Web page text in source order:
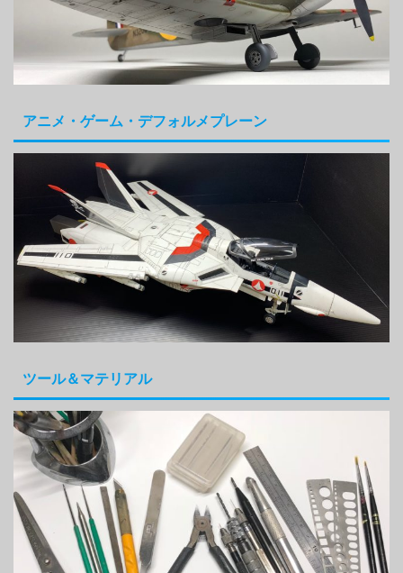
アニメ・ゲーム・デフォルメプレーン
ツール＆マテリアル